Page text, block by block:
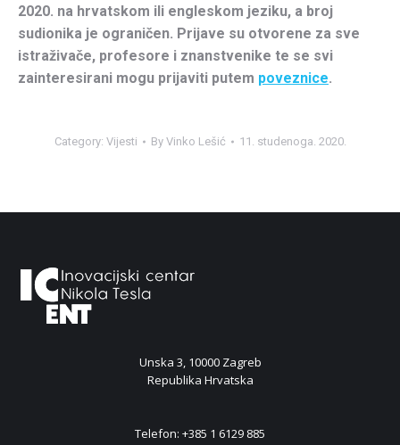
2020. na hrvatskom ili engleskom jeziku, a broj
sudionika je ograničen. Prijave su otvorene za sve
istraživače, profesore i znanstvenike te se svi
zainteresirani mogu prijaviti putem poveznice.
Category: Vijesti By Vinko Lešić 11. studenoga. 2020.
Unska 3, 10000 Zagreb
Republika Hrvatska
Telefon: +385 1 6129 885